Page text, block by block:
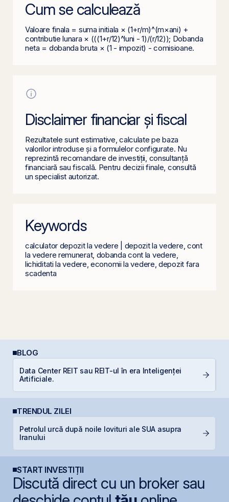
Cum se calculează
Valoare finala = suma initiala × (1+r/m)^(m×ani) +
contributie lunara × (((1+r/12)^luni - 1)/(r/12)); Dobanda
neta = dobanda bruta × (1 - impozit) - comisioane.
Disclaimer financiar și fiscal
Rezultatele sunt estimative, calculate pe baza
valorilor introduse și a formulelor configurate. Nu
reprezintă recomandare de investiții, consultanță
financiară sau fiscală. Pentru decizii finale, consultă
un specialist autorizat.
Keywords
calculator depozit la vedere | depozit la vedere, cont
la vedere remunerat, dobanda cont la vedere,
lichiditati la vedere, economii la vedere, depozit fara
scadenta
BLOG
Data Center REIT sau REIT-ul în era Inteligenței
Artificiale.
TRENDUL ZILEI
Petrolul urcă după noile lovituri ale SUA asupra
Iranului
START INVESTIȚII
Discută direct cu un broker sau